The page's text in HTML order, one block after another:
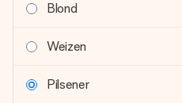
Blond
Weizen
Pilsener